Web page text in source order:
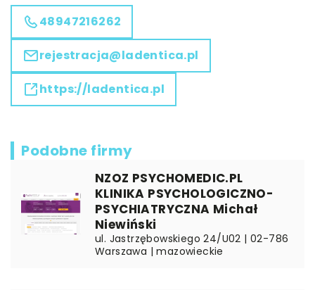
48947216262
rejestracja@ladentica.pl
https://ladentica.pl
Podobne firmy
NZOZ PSYCHOMEDIC.PL
KLINIKA PSYCHOLOGICZNO-
PSYCHIATRYCZNA Michał
Niewiński
ul. Jastrzębowskiego 24/U02 | 02-786
Warszawa | mazowieckie